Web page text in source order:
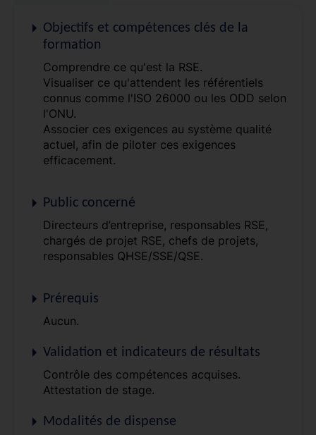
Objectifs et compétences clés de la
formation
Comprendre ce qu'est la RSE.
Visualiser ce qu'attendent les référentiels
connus comme l'ISO 26000 ou les ODD selon
l'ONU.
Associer ces exigences au système qualité
actuel, afin de piloter ces exigences
efficacement.
Public concerné
Directeurs d’entreprise, responsables RSE,
chargés de projet RSE, chefs de projets,
responsables QHSE/SSE/QSE.
Prérequis
Aucun.
Validation et indicateurs de résultats
Contrôle des compétences acquises.
Attestation de stage.
Modalités de dispense